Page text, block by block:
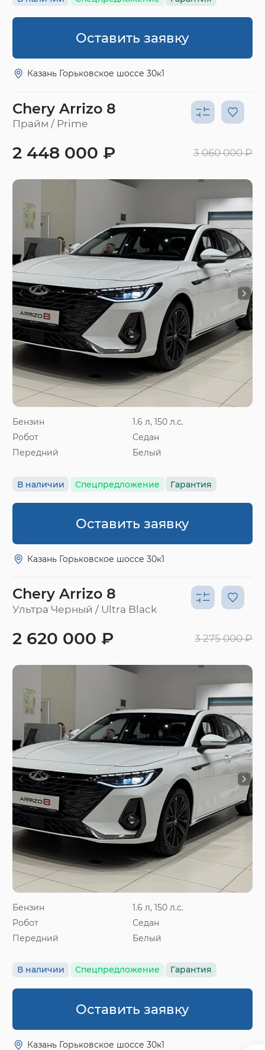
Оставить заявку
Казань Горьковское шоссе 30к1
Chery Arrizo 8
Прайм / Prime
Бензин
1.6 л, 150 л.с.
Робот
Седан
Передний
Белый
В наличии Спецпредложение Гарантия
2 448 000 ₽ 3 060 000 ₽
Оставить заявку
Казань Горьковское шоссе 30к1
Chery Arrizo 8
Ультра Черный / Ultra Black
Бензин
1.6 л, 150 л.с.
Робот
Седан
Передний
Белый
В наличии Спецпредложение Гарантия
2 620 000 ₽ 3 275 000 ₽
Оставить заявку
Казань Горьковское шоссе 30к1